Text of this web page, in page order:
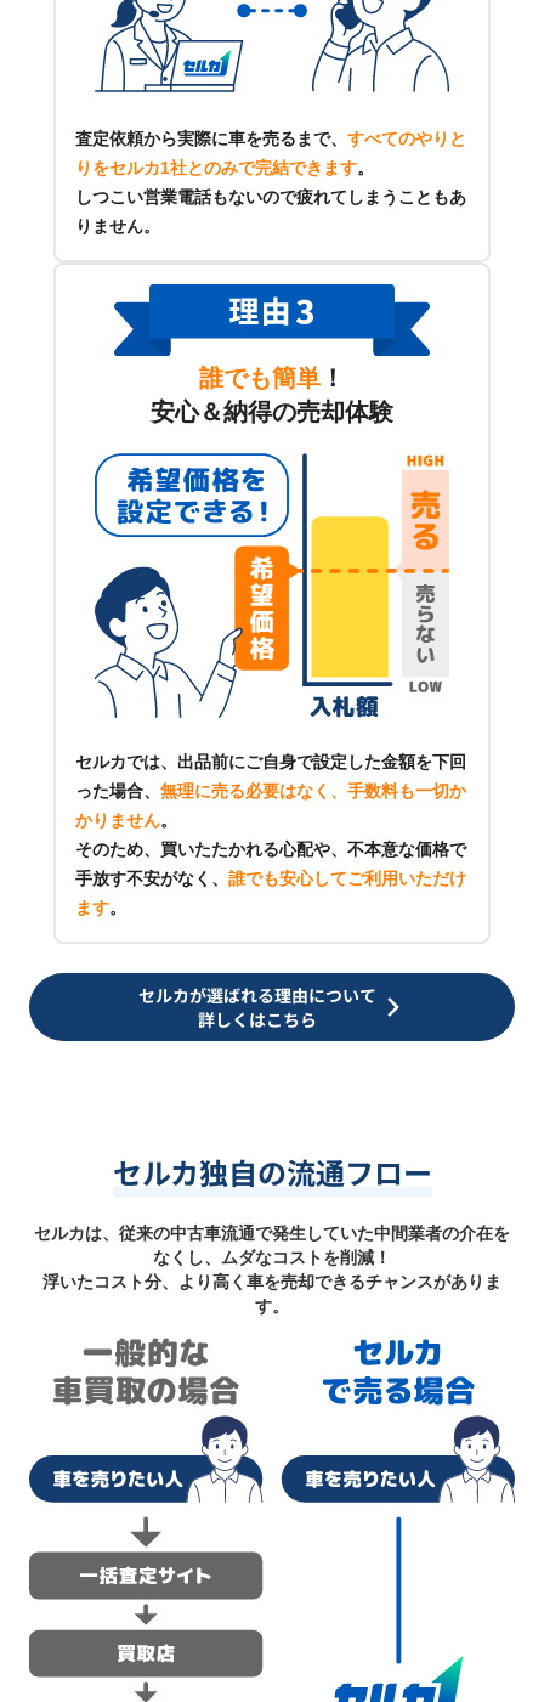
査定依頼から実際に車を売るまで、 すべてのやりと
りをセルカ1社とのみで完結できます。
しつこい営業電話もないので疲れてしまうこともあ
りません。
誰でも簡単 ！
安心＆納得の売却体験
セルカでは、出品前にご自身で設定した金額を下回
った場合、 無理に売る必要はなく、手数料も一切か
かりません。
そのため、買いたたかれる心配や、不本意な価格で
手放す不安がなく、 誰でも安心してご利用いただけ
ます。
セルカが選ばれる理由について
詳しくはこちら
セルカ独自の流通フロー
セルカは、従来の中古車流通で発生していた中間業者の介在を
なくし、ムダなコストを削減！
浮いたコスト分、より高く車を売却できるチャンスがありま
す。